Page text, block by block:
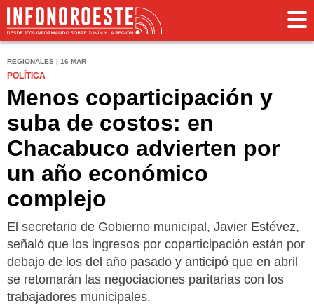
REGIONALES | 16 MAR
POLÍTICA
Menos coparticipación y
suba de costos: en
Chacabuco advierten por
un año económico
complejo
El secretario de Gobierno municipal, Javier Estévez,
señaló que los ingresos por coparticipación están por
debajo de los del año pasado y anticipó que en abril
se retomarán las negociaciones paritarias con los
trabajadores municipales.